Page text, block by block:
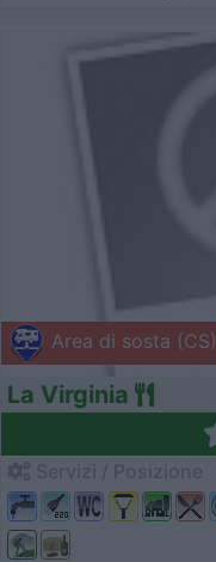
Area di sosta (CS)
La Virginia